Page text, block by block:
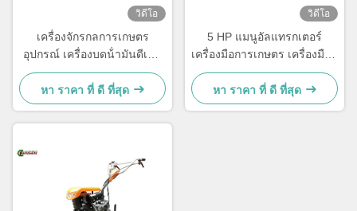
วิดีโอ
เครื่องจักรกลการเกษตร
อุปกรณ์ เครื่องบดน้ํามันดีเซล
เครื่องบดน้ํามันสองล้อ เครื่อง
บดน้ํามัน 7 แรงม้า เครื่องบด
มือ
หา ราคา ที่ ดี ที่สุด
วิดีโอ
5 HP แมนูอัลแทรกเตอร์
เครื่องมือการเกษตร เครื่องมือดี
เซลขนาดเล็ก
หา ราคา ที่ ดี ที่สุด